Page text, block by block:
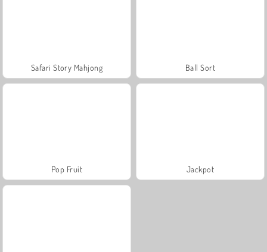
Safari Story Mahjong Ball Sort
Pop Fruit Jackpot